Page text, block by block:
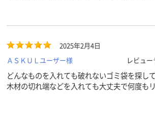
2025年2月4日
ＡＳＫＵＬユーザー様
レビュ
どんなものを入れても破れないゴミ袋を探し
木材の切れ端などを入れても大丈夫で何度も